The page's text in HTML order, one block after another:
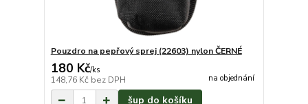
Pouzdro na pepřový sprej (22603) nylon ČERNÉ
180 Kč/ks
148,76 Kč bez DPH na objednání
šup do košíku